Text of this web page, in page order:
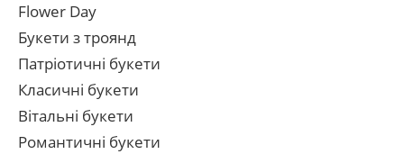
Flower Day
Букети з троянд
Патріотичні букети
Класичні букети
Вітальні букети
Романтичні букети